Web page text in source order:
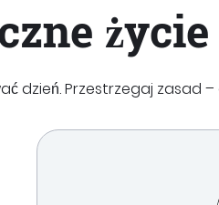
dzień. Przestrzegaj zasad –